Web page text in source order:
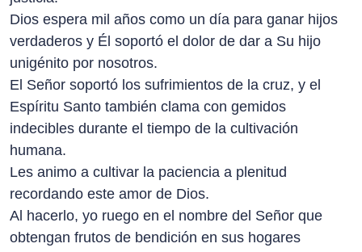
Dios espera mil años como un día para ganar hijos
verdaderos y Él soportó el dolor de dar a Su hijo
unigénito por nosotros.
El Señor soportó los sufrimientos de la cruz, y el
Espíritu Santo también clama con gemidos
indecibles durante el tiempo de la cultivación
humana.
Les animo a cultivar la paciencia a plenitud
recordando este amor de Dios.
Al hacerlo, yo ruego en el nombre del Señor que
obtengan frutos de bendición en sus hogares